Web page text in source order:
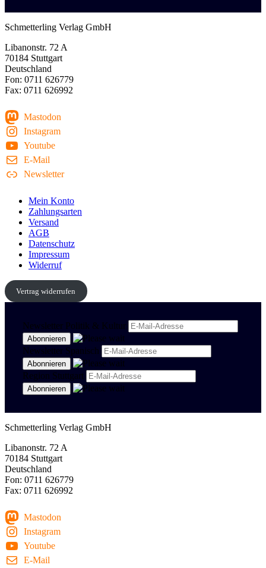
Schmetterling Verlag GmbH
Libanonstr. 72 A
70184 Stuttgart
Deutschland
Fon: 0711 626779
Fax: 0711 626992
Mastodon
Instagram
Youtube
E-Mail
Newsletter
Mein Konto
Zahlungsarten
Versand
AGB
Datenschutz
Impressum
Widerruf
Vertrag widerrufen
Newsletter Politik & Kultur
Newsletter Spanisch
Region Stuttgart
Schmetterling Verlag GmbH
Libanonstr. 72 A
70184 Stuttgart
Deutschland
Fon: 0711 626779
Fax: 0711 626992
Mastodon
Instagram
Youtube
E-Mail